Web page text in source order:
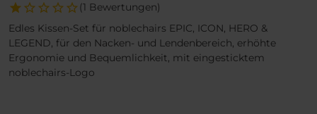
(1 Bewertungen)
Edles Kissen-Set für noblechairs EPIC, ICON, HERO &
LEGEND, für den Nacken- und Lendenbereich, erhöhte
Ergonomie und Bequemlichkeit, mit eingesticktem
noblechairs-Logo